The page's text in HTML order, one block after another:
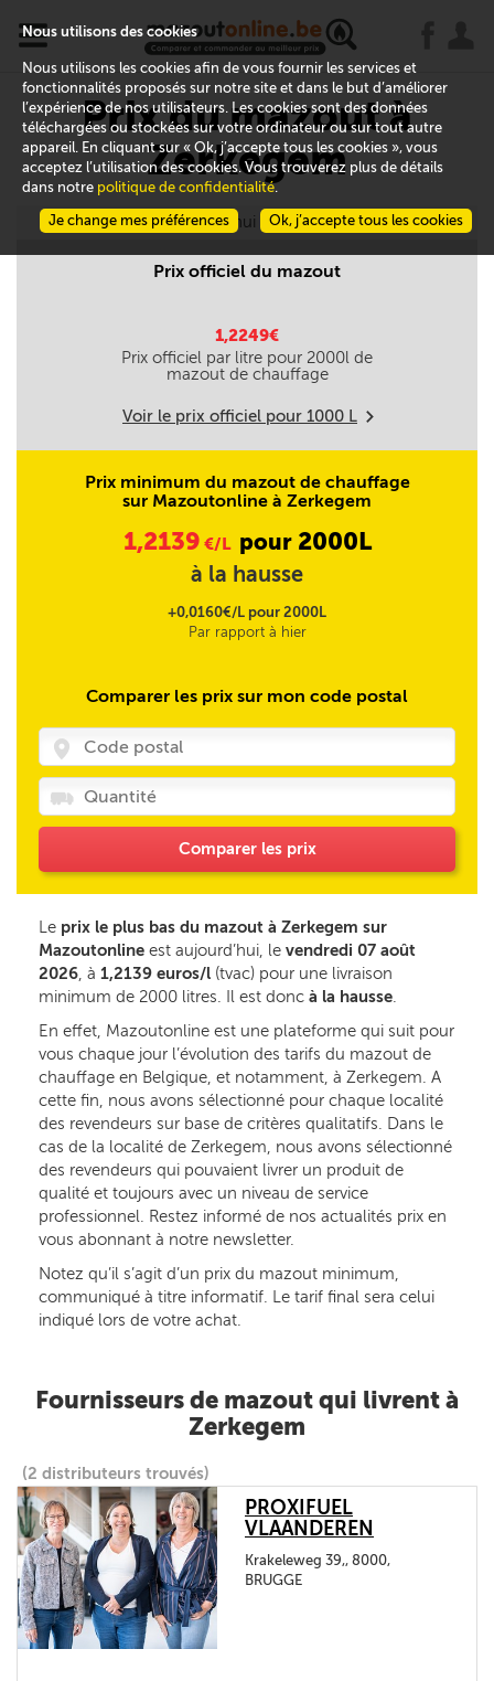
x
Prix du mazout à
Zerkegem
Aujourd'hui le 07/08
Prix officiel du mazout
1,2249€
Prix officiel par litre pour 2000l de
mazout de chauffage
Voir le prix officiel pour 1000 L m
Prix minimum du mazout de chauffage
sur Mazoutonline à Zerkegem
1,2139 €/L pour 2000L
à la hausse
+0,0160€/L pour 2000L
Par rapport à hier
Comparer les prix sur mon code postal
Comparer les prix
Le prix le plus bas du mazout à Zerkegem sur
Mazoutonline est aujourd’hui, le vendredi 07 août
2026, à 1,2139 euros/l (tvac) pour une livraison
minimum de 2000 litres. Il est donc à la hausse.
En effet, Mazoutonline est une plateforme qui suit pour
vous chaque jour l’évolution des tarifs du mazout de
chauffage en Belgique, et notamment, à Zerkegem. A
cette fin, nous avons sélectionné pour chaque localité
des revendeurs sur base de critères qualitatifs. Dans le
cas de la localité de Zerkegem, nous avons sélectionné
des revendeurs qui pouvaient livrer un produit de
qualité et toujours avec un niveau de service
professionnel. Restez informé de nos actualités prix en
vous abonnant à notre newsletter.
Notez qu’il s’agit d’un prix du mazout minimum,
communiqué à titre informatif. Le tarif final sera celui
indiqué lors de votre achat.
Fournisseurs de mazout qui livrent à
Zerkegem
(2 distributeurs trouvés)
PROXIFUEL
VLAANDEREN
Krakeleweg 39,, 8000,
BRUGGE
Nous utilisons des cookies
Nous utilisons les cookies afin de vous fournir les services et
fonctionnalités proposés sur notre site et dans le but d’améliorer
l’expérience de nos utilisateurs. Les cookies sont des données
téléchargées ou stockées sur votre ordinateur ou sur tout autre
appareil. En cliquant sur « Ok, j’accepte tous les cookies », vous
acceptez l’utilisation des cookies. Vous trouverez plus de détails
dans notre politique de confidentialité.
Ok, j’accepte tous les cookies
Je change mes préférences